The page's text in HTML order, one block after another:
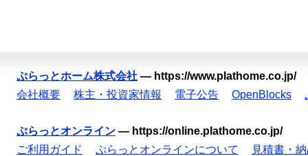
ぷらっとホーム株式会社 — https://www.plathome.co.jp/
会社概要
株主・投資家情報 電子公告 OpenBlocks
ぷらっとオンライン — https://online.plathome.co.jp/
ご利用ガイド
ぷらっとオンラインについて
見積書・